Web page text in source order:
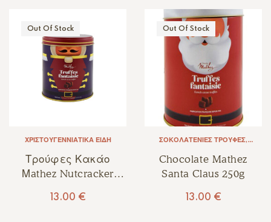
Out Of Stock
ΧΡΙΣΤΟΥΓΕΝΝΙΆΤΙΚΑ ΕΊΔΗ
Τρούφες Κακάο
Μathez Nutcracker
13.00 €
Out Of Stock
ΣΟΚΟΛΑΤΈΝΙΕΣ ΤΡΟΎΦΕΣ,
Chocolate Mathez
Santa Claus 250g
13.00 €